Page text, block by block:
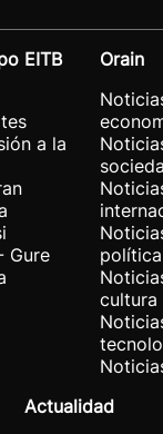
EITB
a la
Gure
Orain
política
cultura
Actualidad